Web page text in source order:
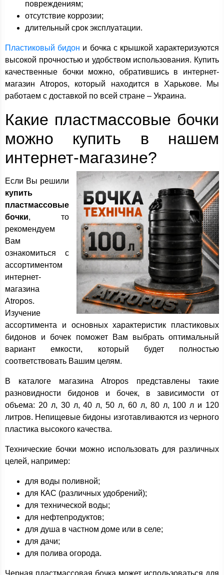
повреждениям;
отсутствие коррозии;
длительный срок эксплуатации.
Пластиковый бидон и бочка с крышкой характеризуются
высокой прочностью и удобством использования. Купить
качественные бочки можно, обратившись в интернет-
магазин Atropos, который находится в Харькове. Мы
работаем с доставкой по всей стране – Украина.
Какие пластмассовые бочки
можно купить в нашем
интернет-магазине?
Если Вы решили
купить
пластмассовые
бочки, то
рекомендуем
Вам
ознакомиться с
ассортиментом
интернет-
магазина
Atropos.
Изучение
ассортимента и основных характеристик пластиковых
бидонов и бочек поможет Вам выбрать оптимальный
вариант емкости, который будет полностью
соответствовать Вашим целям.
В каталоге магазина Atropos представлены такие
разновидности бидонов и бочек, в зависимости от
объема: 20 л, 30 л, 40 л, 50 л, 60 л, 80 л, 100 л и 120
литров. Непищевые бидоны изготавливаются из черного
пластика высокого качества.
Технические бочки можно использовать для различных
целей, например:
для воды поливной;
для КАС (различных удобрений);
для технической воды;
для нефтепродуктов;
для душа в частном доме или в селе;
для дачи;
для полива огорода.
Черная пластмассовая бочка может использоваться для